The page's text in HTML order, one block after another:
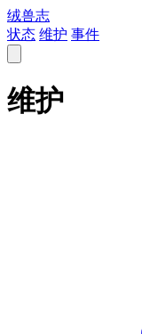
绒兽志
状态 维护 事件
维护